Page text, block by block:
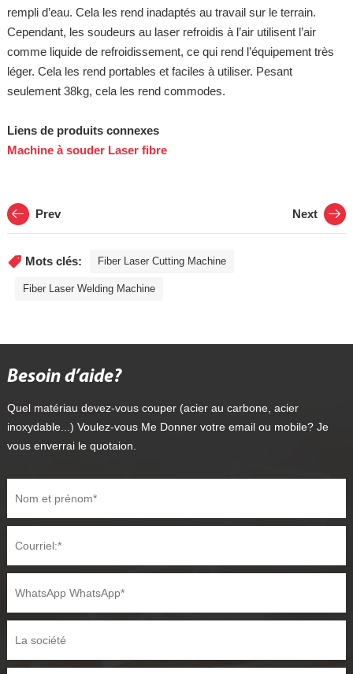
rempli d’eau. Cela les rend inadaptés au travail sur le terrain.
Cependant, les soudeurs au laser refroidis à l’air utilisent l’air
comme liquide de refroidissement, ce qui rend l’équipement très
léger. Cela les rend portables et faciles à utiliser. Pesant
seulement 38kg, cela les rend commodes.
Liens de produits connexes
Machine à souder Laser fibre
Prev Next
Mots clés: Fiber Laser Cutting Machine
Fiber Laser Welding Machine
Besoin d’aide?
Quel matériau devez-vous couper (acier au carbone, acier
inoxydable...) Voulez-vous Me Donner votre email ou mobile? Je
vous enverrai le quotaion.